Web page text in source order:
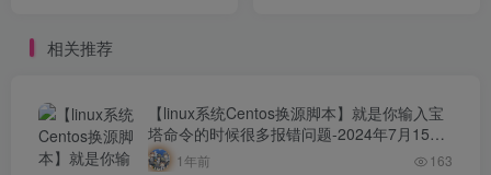
相关推荐
【linux系统Centos换源脚本】就是你输入宝
塔命令的时候很多报错问题-2024年7月15日
最新打包整理-解决小厂服务器yum源！
1年前 163